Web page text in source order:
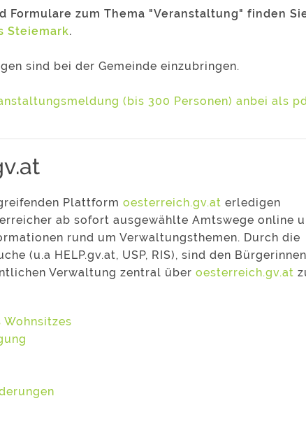
Formulare zum Thema "Veranstaltung" finden
Steiemark.
sind bei der Gemeinde einzubringen.
(bis 300 Personen) anbei als
Plattform oesterreich.gv.at erledigen
ab sofort ausgewählte Amtswege online
rund um Verwaltungsthemen. Durch die
(u.a HELP.gv.at, USP, RIS), sind den
Verwaltung zentral über oesterreich.gv.at